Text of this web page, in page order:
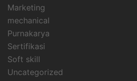
Marketing
mechanical
Purnakarya
Sertifikasi
Soft skill
Uncategorized